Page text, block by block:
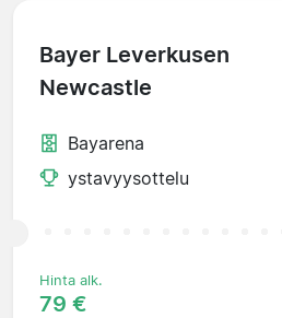
Bayer Leverkusen
Newcastle
Bayarena
ystavyysottelu
Hinta alk.
79 €